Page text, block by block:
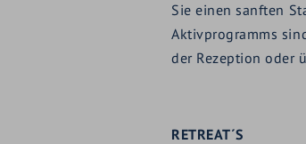
Sie einen sanften
Aktivprogramms
der Rezeption oder
RETREAT´S